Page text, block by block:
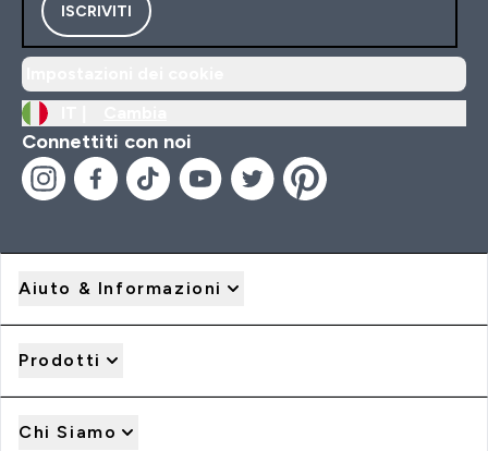
ISCRIVITI
Connettiti con noi
Aiuto & Informazioni
Prodotti
Chi Siamo